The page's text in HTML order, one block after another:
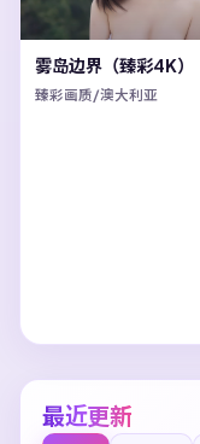
雾岛边界（臻彩4K）
臻彩画质/澳大利亚
最近更新